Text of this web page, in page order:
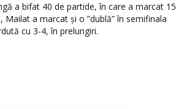
a bifat 40 de partide, în care a marcat 15
a marcat și o ”dublă” în semifinala
cu 3-4, în prelungiri.